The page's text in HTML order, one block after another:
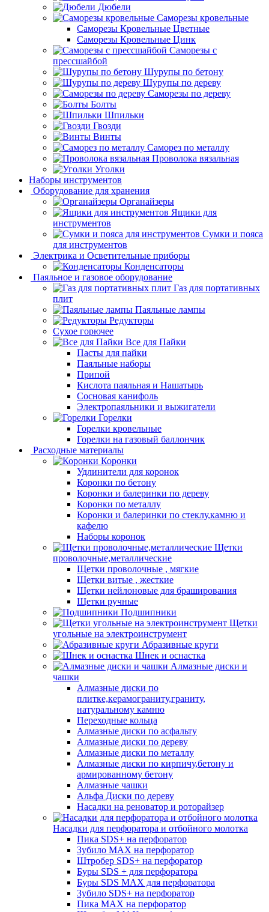
Дюбели
Саморезы кровельные
Саморезы Кровельные Цветные
Саморезы Кровельные Цинк
Саморезы с
прессшайбой
Шурупы по бетону
Шурупы по дереву
Саморезы по дереву
Болты
Шпильки
Гвозди
Винты
Саморез по металлу
Проволока вязальная
Уголки
Наборы инструментов
Оборудование для хранения
Органайзеры
Ящики для
инструментов
Сумки и пояса
для инструментов
Электрика и Осветительные приборы
Конденсаторы
Паяльное и газовое оборудование
Газ для портативных
плит
Паяльные лампы
Редукторы
Сухое горючее
Все для Пайки
Пасты для пайки
Паяльные наборы
Припой
Кислота паяльная и Нашатырь
Сосновая канифоль
Электропаяльники и выжигатели
Горелки
Горелки кровельные
Горелки на газовый баллончик
Расходные материалы
Коронки
Удлинители для коронок
Коронки по бетону
Коронки и балеринки по дереву
Коронки по металлу
Коронки и балеринки по стеклу,камню и
кафелю
Наборы коронок
Щетки
проволочные,металлические
Щетки проволочные , мягкие
Щетки витые , жесткие
Щетки нейлоновые для браширования
Щетки ручные
Подшипники
Щетки
угольные на электроинструмент
Абразивные круги
Шнек и оснастка
Алмазные диски и
чашки
Алмазные диски по
плитке,керамограниту,граниту,
натуральному камню
Переходные кольца
Алмазные диски по асфальту
Алмазные диски по дереву
Алмазные диски по металлу
Алмазные диски по кирпичу,бетону и
армированному бетону
Алмазные чашки
Альфа Диски по дереву
Насадки на реноватор и роторайзер
Насадки для перфоратора и отбойного молотка
Пика SDS+ на перфоратор
Зубило MAX на перфоратор
Штробер SDS+ на перфоратор
Буры SDS + для перфоратора
Буры SDS MAX для перфоратора
Зубило SDS+ на перфоратор
Пика MAX на перфоратор